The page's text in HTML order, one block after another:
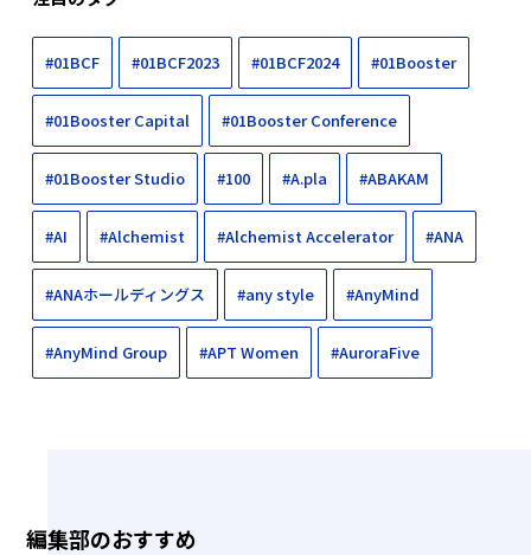
#01BCF #01BCF2023 #01BCF2024 #01Booster
#01Booster Capital #01Booster Conference
#01Booster Studio #100 #A.pla #ABAKAM
#AI #Alchemist #Alchemist Accelerator #ANA
#ANAホールディングス #any style #AnyMind
#AnyMind Group #APT Women #AuroraFive
編集部のおすすめ